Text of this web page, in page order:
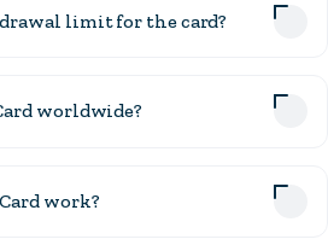
limit for the card?
worldwide?
work?